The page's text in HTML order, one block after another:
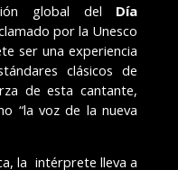
global del Día
por la Unesco
ser una experiencia
clásicos de
de esta cantante,
“la voz de la nueva
la intérprete lleva a